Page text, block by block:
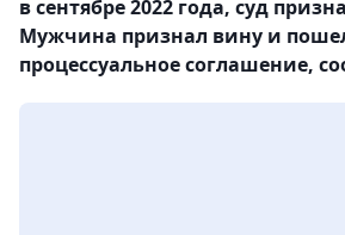
в сентябре 2022 года, суд
Мужчина признал вину и
процессуальное соглашение,